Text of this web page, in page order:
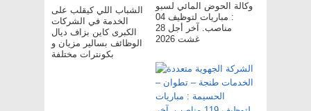
الشباب اللي كيقلب على
الخدمة في الشركات
الكبرى كاين بزاف ديال
الوظائف بسالير مزيان و
بكونترات مختلفة
وكالة الحوض المائي لسبو
: مباريات لتوظيف 04
مناصب. آخر أجل 28
غشت 2026